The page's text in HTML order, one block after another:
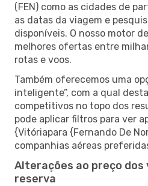
(FEN) como as cidades de
as datas da viagem e
disponíveis. O nosso motor
melhores ofertas entre
rotas e voos.
Também oferecemos uma
inteligente”, com a qual
competitivos no topo dos
pode aplicar filtros para ver
{Vitóriapara {Fernando De
companhias aéreas
Alterações ao preço dos
reserva